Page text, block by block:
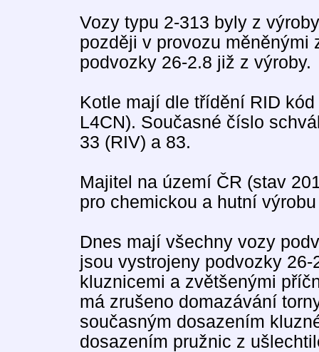
Vozy typu 2-313 byly z
později v provozu měněnými
podvozky 26-2.8 již z výroby.
Kotle mají dle třídění RID
L4CN). Současné číslo
33 (RIV) a 83.
Majitel na území ČR (stav
pro chemickou a hutní
Dnes mají všechny vozy
jsou vystrojeny podvozky
kluznicemi a zvětšenými
má zrušeno domazávání
současným dosazením
dosazením pružnic z